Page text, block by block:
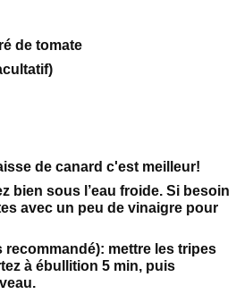
de tomate
de canard c'est meilleur!
bien sous l’eau froide. Si besoin
avec un peu de vinaigre pour
mettre les tripes
à ébullition 5 min, puis